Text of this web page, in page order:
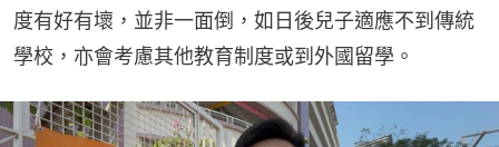
度有好有壞，並非一面倒，如日後兒子適應不到傳統
學校，亦會考慮其他教育制度或到外國留學。